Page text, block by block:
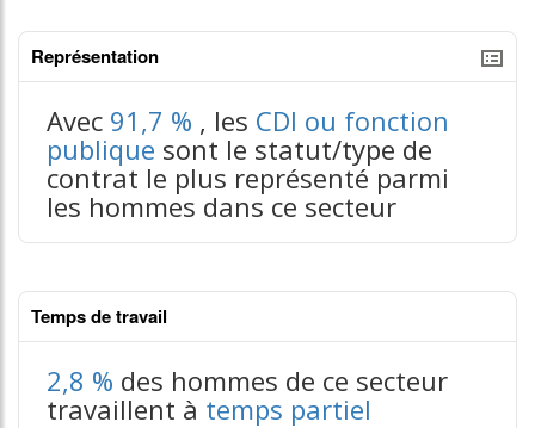
Représentation
Avec 91,7 % , les CDI ou fonction
publique sont le statut/type de
contrat le plus représenté parmi
les hommes dans ce secteur
Temps de travail
2,8 % des hommes de ce secteur
travaillent à temps partiel